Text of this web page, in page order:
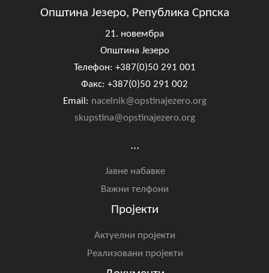
Општина Језеро, Република Српска
21. новембра
Општина Језеро
Телефон: +387(0)50 291 001
Факс: +387(0)50 291 002
Email: nacelnik@opstinajezero.org
skupstina@opstinajezero.org
...
Јавне набавке
Важни телфони
Пројекти
Актуелни пројекти
Реализовани пројекти